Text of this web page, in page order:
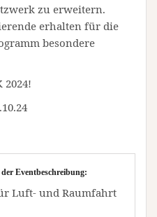
zu erweitern.
erhalten für die
besondere
2024!
Eventbeschreibung:
Luft- und Raumfahrt